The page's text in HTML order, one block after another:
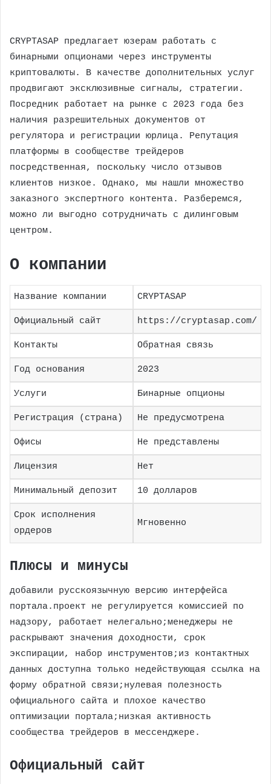
CRYPTASAP предлагает юзерам работать с
бинарными опционами через инструменты
криптовалюты. В качестве дополнительных услуг
продвигают эксклюзивные сигналы, стратегии.
Посредник работает на рынке с 2023 года без
наличия разрешительных документов от
регулятора и регистрации юрлица. Репутация
платформы в сообществе трейдеров
посредственная, поскольку число отзывов
клиентов низкое. Однако, мы нашли множество
заказного экспертного контента. Разберемся,
можно ли выгодно сотрудничать с дилинговым
центром.
О компании
Название компании CRYPTASAP
Официальный сайт https://cryptasap.com/
Контакты Обратная связь
Год основания 2023
Услуги Бинарные опционы
Регистрация (страна) Не предусмотрена
Офисы Не представлены
Лицензия Нет
Минимальный депозит 10 долларов
Срок исполнения
ордеров
Мгновенно
Плюсы и минусы
добавили русскоязычную версию интерфейса
портала.проект не регулируется комиссией по
надзору, работает нелегально;менеджеры не
раскрывают значения доходности, срок
экспирации, набор инструментов;из контактных
данных доступна только недействующая ссылка на
форму обратной связи;нулевая полезность
официального сайта и плохое качество
оптимизации портала;низкая активность
сообщества трейдеров в мессенджере.
Официальный сайт